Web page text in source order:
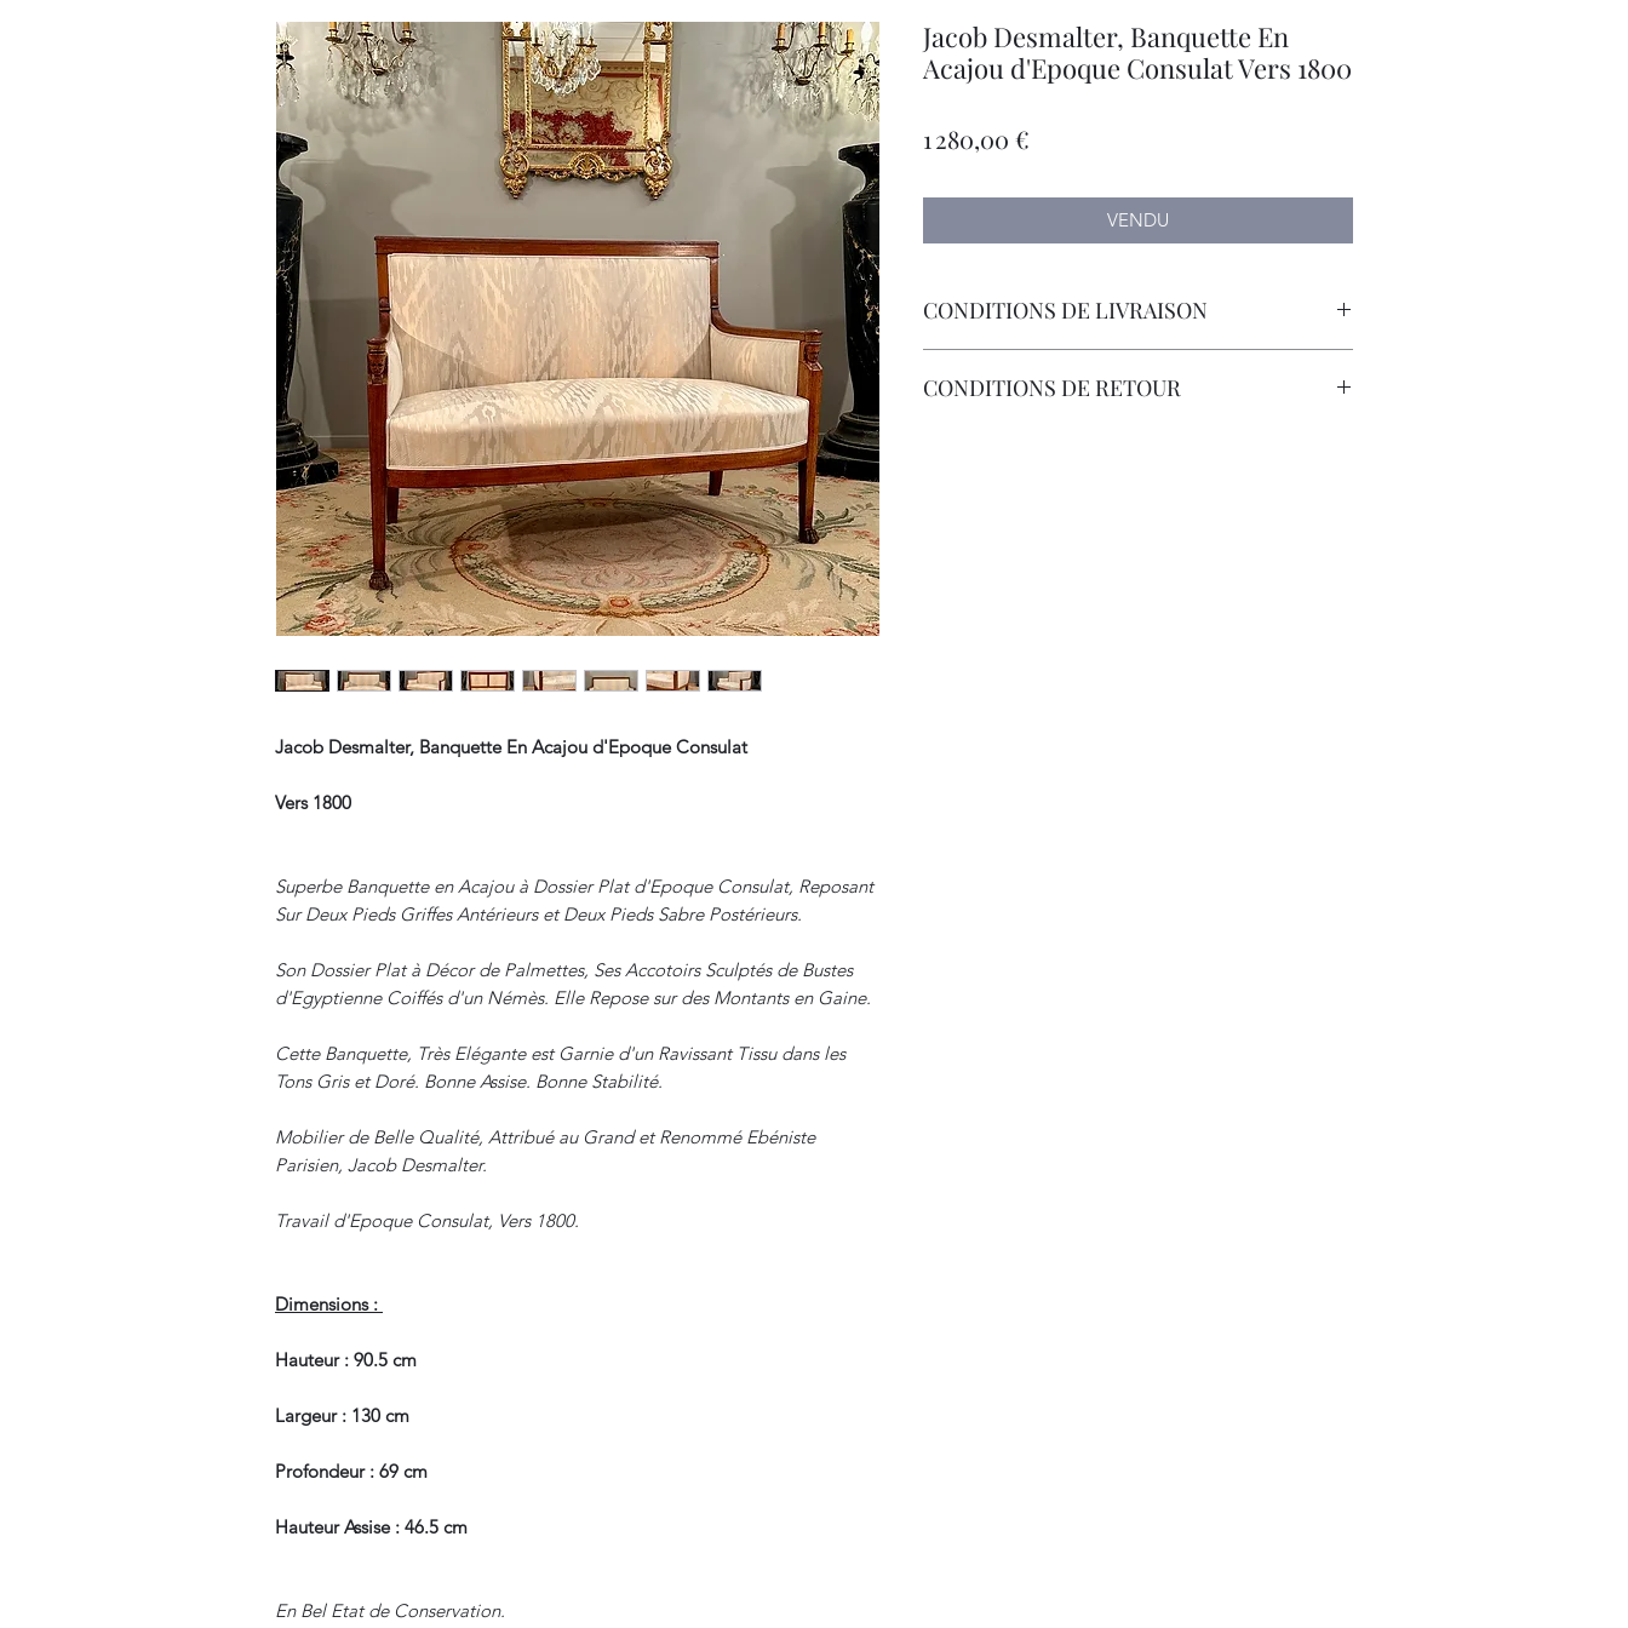
Jacob Desmalter, Banquette En Acajou d'Epoque Consulat
Vers 1800
Superbe Banquette en Acajou à Dossier Plat d'Epoque Consulat, Reposant
Sur Deux Pieds Griffes Antérieurs et Deux Pieds Sabre Postérieurs.
Son Dossier Plat à Décor de Palmettes, Ses Accotoirs Sculptés de Bustes
d'Egyptienne Coiffés d'un Némès. Elle Repose sur des Montants en Gaine.
Cette Banquette, Très Elégante est Garnie d'un Ravissant Tissu dans les
Tons Gris et Doré. Bonne Assise. Bonne Stabilité.
Mobilier de Belle Qualité, Attribué au Grand et Renommé Ebéniste
Parisien, Jacob Desmalter.
Travail d'Epoque Consulat, Vers 1800.
Dimensions :
Hauteur : 90.5 cm
Largeur : 130 cm
Profondeur : 69 cm
Hauteur Assise : 46.5 cm
En Bel Etat de Conservation.
Jacob Desmalter, Banquette En
Acajou d'Epoque Consulat Vers 1800
1 280,00 €
VENDU
CONDITIONS DE LIVRAISON
CONDITIONS DE RETOUR